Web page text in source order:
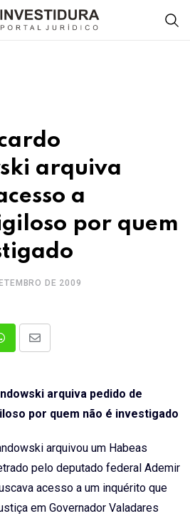
arquiva
a
por quem
DE 2009
Share
Email
arquiva pedido de
por quem não é investigado
arquivou um Habeas
pelo deputado federal Ademir
acesso a um inquérito que
em Governador Valadares